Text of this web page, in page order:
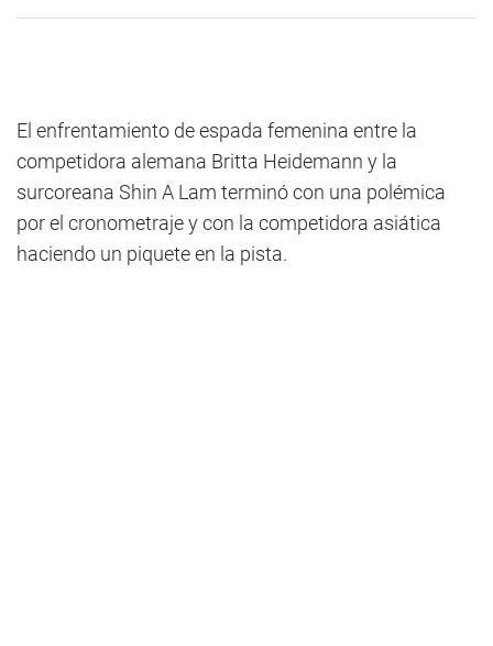
El enfrentamiento de espada femenina entre la
competidora alemana Britta Heidemann y la
surcoreana Shin A Lam terminó con una polémica
por el cronometraje y con la competidora asiática
haciendo un piquete en la pista.